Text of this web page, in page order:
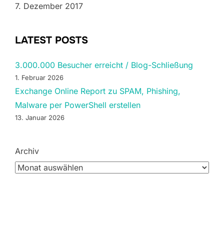
7. Dezember 2017
LATEST POSTS
3.000.000 Besucher erreicht / Blog-Schließung
1. Februar 2026
Exchange Online Report zu SPAM, Phishing,
Malware per PowerShell erstellen
13. Januar 2026
Archiv